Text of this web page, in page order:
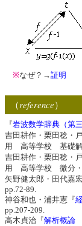
※なぜ？→証明
（reference）
『岩波数学辞典（第三
吉田耕作・栗田稔・
用 高等学校 基礎解
吉田耕作・栗田稔・
用 高等学校 微分・
矢野健太郎・田代嘉
pp.72-89.
神谷和也・浦井憲『
pp.207-209.
高木貞治『解析概論